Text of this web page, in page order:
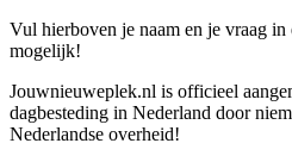
Vul hierboven je naam en je vraag
mogelijk!
Jouwnieuweplek.nl is officieel
dagbesteding in Nederland door
Nederlandse overheid!